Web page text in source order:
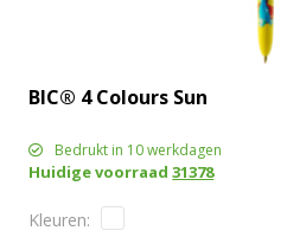
BIC® 4 Colours Sun
Bedrukt in 10 werkdagen
Huidige voorraad31378